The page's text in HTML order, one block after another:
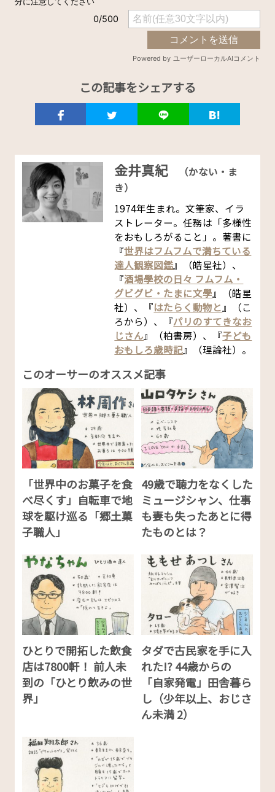
この記事をシェアする
金井真紀
（かない・ま
き）
1974年生まれ。文筆家、イラ
ストレーター。任務は「多様性
をおもしろがること」。著書に
『世界はフムフムで満ちている
達人観察図鑑』（皓星社）、
『酒場學校の日々 フムフム・
グビグビ・たまに文學』（皓星
社）、『はたらく動物と 』（こ
ろから）、『パリのすてきなお
じさん』（柏書房）、『子ども
おもしろ歳時記』（理論社）。
このオーサーのオススメ記事
「世界中のお菓子を食
べ尽くす」自転車で地
球を駆け巡る「郷土菓
子職人」
49歳で聴力をなくした
ミュージシャン、仕事
も妻も失ったあとに得
たものとは？
ひとりで開拓した飲食
店は7800軒！ 前人未
到の「ひとり飲みの世
界」
タダで古民家を手に入
れた!? 44歳からの
「自家発電」田舎暮ら
し（少年以上、おじさ
ん未満 2）